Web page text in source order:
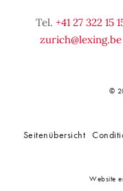
Tel. +41 27 322 15
zurich@lexing.be
©
Seitenübersicht
Website